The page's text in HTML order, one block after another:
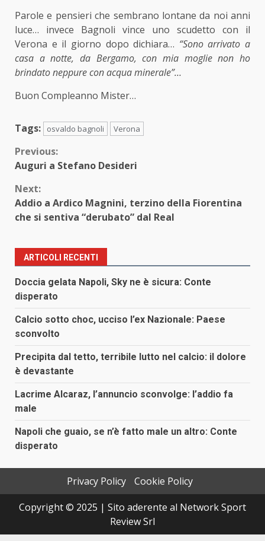
Parole e pensieri che sembrano lontane da noi anni
luce… invece Bagnoli vince uno scudetto con il
Verona e il giorno dopo dichiara… “Sono arrivato a
casa a notte, da Bergamo, con mia moglie non ho
brindato neppure con acqua minerale”…
Buon Compleanno Mister…
Tags: osvaldo bagnoli Verona
Continue
Reading
Previous:
Auguri a Stefano Desideri
Next:
Addio a Ardico Magnini, terzino della Fiorentina
che si sentiva “derubato” dal Real
ARTICOLI RECENTI
Doccia gelata Napoli, Sky ne è sicura: Conte
disperato
Calcio sotto choc, ucciso l’ex Nazionale: Paese
sconvolto
Precipita dal tetto, terribile lutto nel calcio: il dolore
è devastante
Lacrime Alcaraz, l’annuncio sconvolge: l’addio fa
male
Napoli che guaio, se n’è fatto male un altro: Conte
disperato
Privacy Policy
Cookie Policy
Copyright © 2025 | Sito aderente al Network Sport
Review Srl